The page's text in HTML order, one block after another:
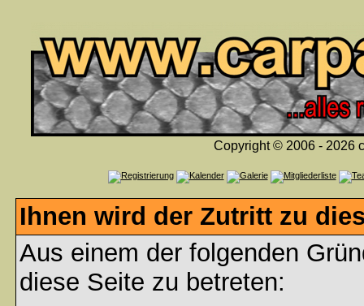
Copyright © 2006 - 2026
Ihnen wird der Zutritt zu
Aus einem der folgenden
diese Seite zu betreten: